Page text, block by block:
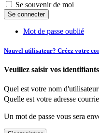
Se souvenir de moi
Mot de passe oublié
Nouvel utilisateur? Créez votre
Veuillez saisir vos
Quel est votre nom
Quelle est votre adresse
Un mot de passe vous sera